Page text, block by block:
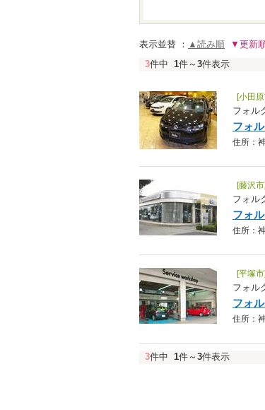
表示並替 ： ▲読み順 ▼更新
3件中 1件～ 3件表示
[小田
フォル
フォ
住所：
[藤沢市]
フォル
フォ
住所：
[平塚市]
フォル
フォ
住所：
3件中 1件～ 3件表示